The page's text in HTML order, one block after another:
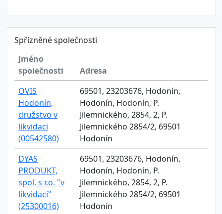
Spřízněné společnosti
Jméno
společnosti
Adresa
OVIS
Hodonín,
družstvo v
likvidaci
(00542580)
69501, 23203676, Hodonín,
Hodonín, Hodonín, P.
Jilemnického, 2854, 2, P.
Jilemnického 2854/2, 69501
Hodonín
DYAS
PRODUKT,
spol. s r.o. "v
likvidaci"
(25300016)
69501, 23203676, Hodonín,
Hodonín, Hodonín, P.
Jilemnického, 2854, 2, P.
Jilemnického 2854/2, 69501
Hodonín